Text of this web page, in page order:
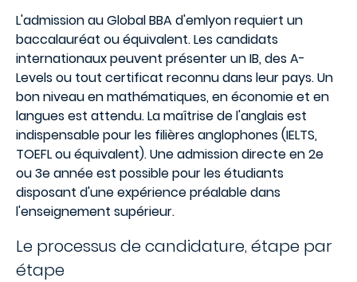
L'admission au Global BBA d'emlyon requiert un
baccalauréat ou équivalent. Les candidats
internationaux peuvent présenter un IB, des A-
Levels ou tout certificat reconnu dans leur pays. Un
bon niveau en mathématiques, en économie et en
langues est attendu. La maîtrise de l'anglais est
indispensable pour les filières anglophones (IELTS,
TOEFL ou équivalent). Une admission directe en 2e
ou 3e année est possible pour les étudiants
disposant d'une expérience préalable dans
l'enseignement supérieur.
Le processus de candidature, étape par
étape